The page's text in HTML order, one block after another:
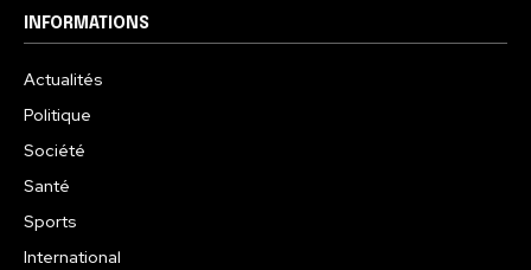
INFORMATIONS
Actualités
Politique
Société
Santé
Sports
International